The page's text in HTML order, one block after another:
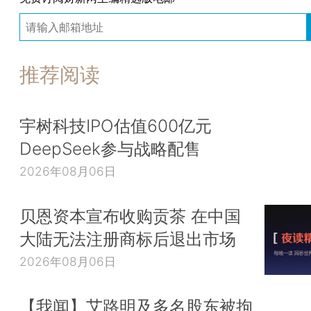
推荐阅读
宇树科技IPO估值600亿元
DeepSeek参与战略配售
2026年08月06日
贝恩资本宣布收购贡茶 在中国
大陆无法注册商标后退出市场
2026年08月06日
【我闻】艾路明及多名股东被拘